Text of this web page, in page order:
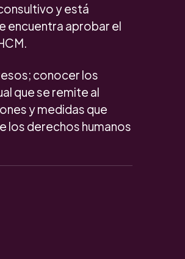
y está
encuentra aprobar el
conocer los
que se remite al
y medidas que
los derechos humanos